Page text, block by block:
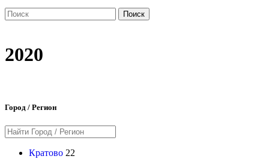
Поиск
2020
Город / Регион
Кратово 22